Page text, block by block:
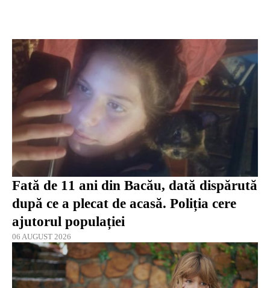
Fată de 11 ani din Bacău, dată dispărută
după ce a plecat de acasă. Poliția cere
ajutorul populației
06 AUGUST 2026